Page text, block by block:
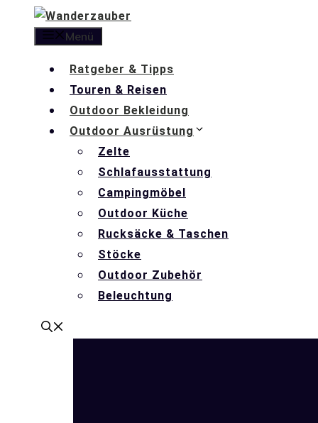
Menü
Ratgeber & Tipps
Touren & Reisen
Outdoor Bekleidung
Outdoor Ausrüstung
Zelte
Schlafausstattung
Campingmöbel
Outdoor Küche
Rucksäcke & Taschen
Stöcke
Outdoor Zubehör
Beleuchtung